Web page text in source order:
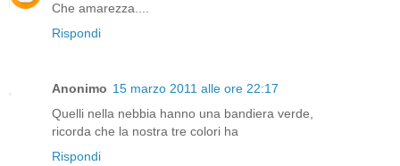
Che amarezza....
Rispondi
Anonimo 15 marzo 2011 alle ore 22:17
Quelli nella nebbia hanno una bandiera verde,
ricorda che la nostra tre colori ha
Rispondi